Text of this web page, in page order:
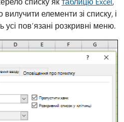
елементи зі списку, і
пов’язані розкривні меню.